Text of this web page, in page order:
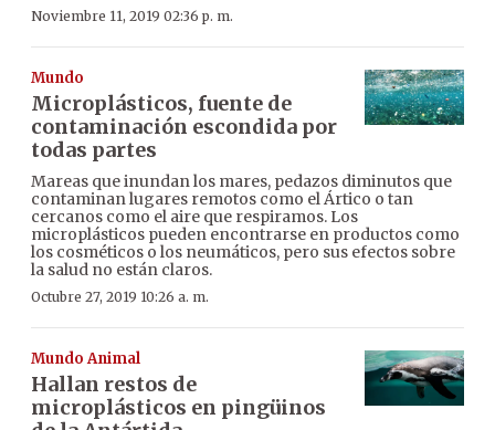
Noviembre 11, 2019 02:36 p. m.
Mundo
Microplásticos, fuente de
contaminación escondida por
todas partes
Mareas que inundan los mares, pedazos diminutos que
contaminan lugares remotos como el Ártico o tan
cercanos como el aire que respiramos. Los
microplásticos pueden encontrarse en productos como
los cosméticos o los neumáticos, pero sus efectos sobre
la salud no están claros.
Octubre 27, 2019 10:26 a. m.
Mundo Animal
Hallan restos de
microplásticos en pingüinos